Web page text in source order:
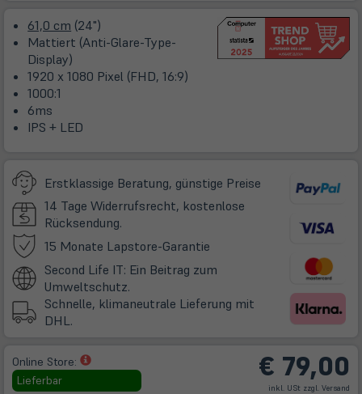
Tab)
61,0 cm (24")
Mattiert (Anti-Glare-Type-
Display)
1920 x 1080 Pixel (FHD, 16:9)
1000:1
6ms
IPS + LED
Erstklassige Beratung, günstige Preise
14 Tage Widerrufsrecht, kostenlose
Rücksendung.
15 Monate Lapstore-Garantie
neuem
Second Life IT: Ein Beitrag zum
Umweltschutz.
Schnelle, klimaneutrale Lieferung mit
DHL.
Online Store:
(öffnet
neuem
Lieferbar
€ 79,00
inkl. USt zzgl. Versand